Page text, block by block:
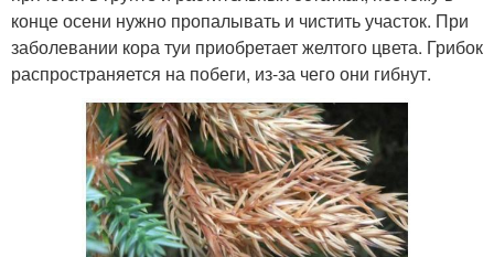
конце осени нужно пропалывать и чистить участок. При
заболевании кора туи приобретает желтого цвета. Грибок
распространяется на побеги, из-за чего они гибнут.